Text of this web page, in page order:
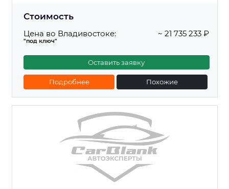
Стоимость
Цена во Владивостоке:
"под ключ"
~ 21 735 233 ₽
Оставить заявку
Подробнее Похожие